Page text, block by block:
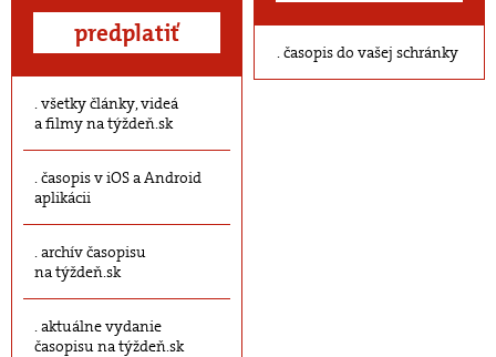
predplatiť
všetky články, videá
a filmy na týždeň.sk
časopis v iOS a Android
aplikácii
archív časopisu
na týždeň.sk
aktuálne vydanie
časopisu na týždeň.sk
časopis do vašej schránky